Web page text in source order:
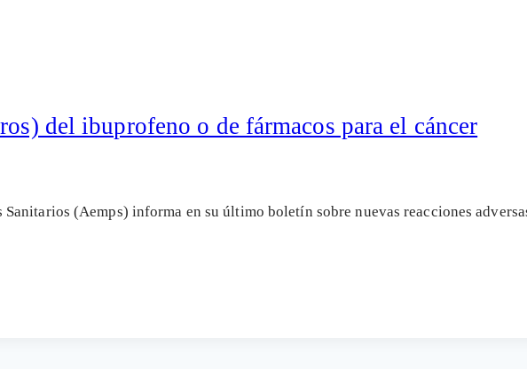
del ibuprofeno o de fármacos para el cáncer
(Aemps) informa en su último boletín sobre nuevas reacciones